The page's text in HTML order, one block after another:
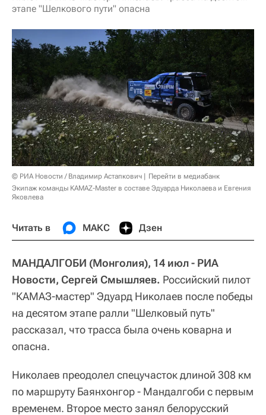
этапе "Шелкового пути" опасна
© РИА Новости / Владимир Астапкович
Перейти в медиабанк
Экипаж команды KAMAZ-Master в составе Эдуарда Николаева и Евгения
Яковлева
Читать в МАКС Дзен
МАНДАЛГОБИ (Монголия), 14 июл - РИА
Новости, Сергей Смышляев. Российский пилот
"КАМАЗ-мастер" Эдуард Николаев после победы
на десятом этапе ралли "Шелковый путь"
рассказал, что трасса была очень коварна и
опасна.
Николаев преодолел спецучасток длиной 308 км
по маршруту Баянхонгор - Мандалгоби с первым
временем. Второе место занял белорусский